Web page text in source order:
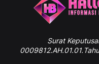
Surat